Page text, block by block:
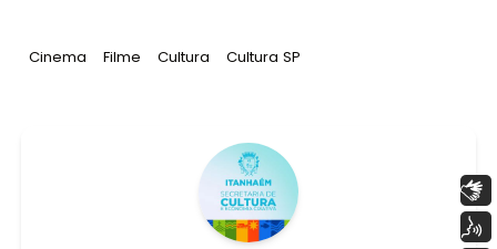
Tag:
Cinema Tag:
Filme Tag:
Cultura Tag:
Cultura SP